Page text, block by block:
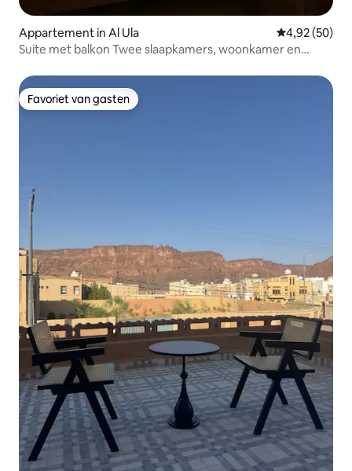
Appartement in Al Ula Gemiddelde
4,92 (50)
Suite met balkon Twee slaapkamers, woonkamer en
Favoriet van gasten
Favoriet van gasten